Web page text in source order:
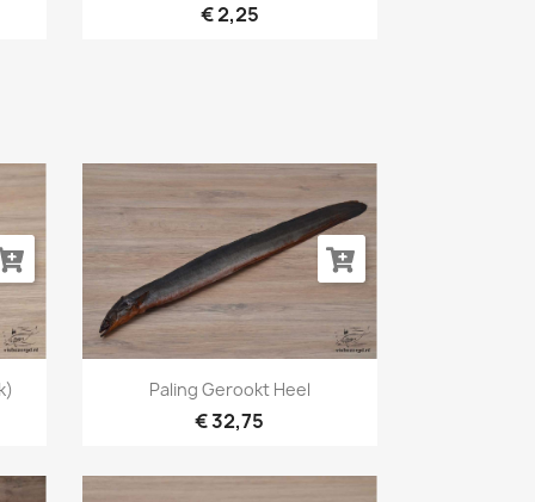
€ 2,25
Snel bekijken
Paling Gerookt Heel
€ 32,75